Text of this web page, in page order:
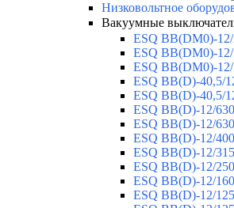
Низковольтное
Вакуумные
ESQ ВВ(DM0)-12/
ESQ ВВ(DM0)-12/
ESQ ВВ(DM0)-12/
ESQ ВВ(D)-40,5/
ESQ ВВ(D)-40,5/
ESQ ВВ(D)-12/
ESQ ВВ(D)-12/
ESQ ВВ(D)-12/
ESQ ВВ(D)-12/
ESQ ВВ(D)-12/
ESQ ВВ(D)-12/
ESQ ВВ(D)-12/